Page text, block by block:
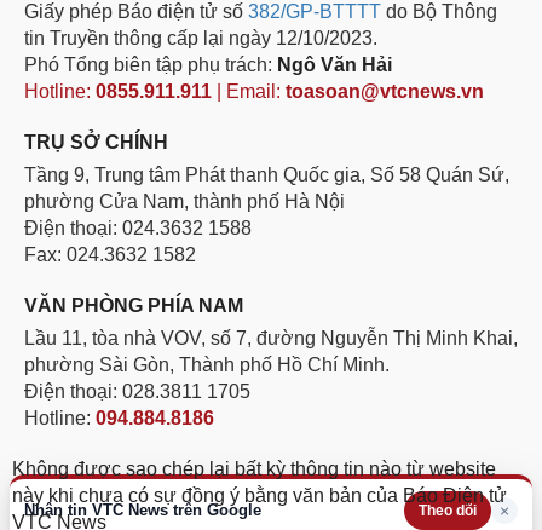
Nhận tin VTC News trên Google Theo dõi ×
Giấy phép Báo điện tử số 382/GP-BTTTT do Bộ Thông
tin Truyền thông cấp lại ngày 12/10/2023.
Phó Tổng biên tập phụ trách: Ngô Văn Hải
Hotline: 0855.911.911 | Email: toasoan@vtcnews.vn
TRỤ SỞ CHÍNH
Tầng 9, Trung tâm Phát thanh Quốc gia, Số 58 Quán Sứ,
phường Cửa Nam, thành phố Hà Nội
Điện thoại: 024.3632 1588
Fax: 024.3632 1582
VĂN PHÒNG PHÍA NAM
Lầu 11, tòa nhà VOV, số 7, đường Nguyễn Thị Minh Khai,
phường Sài Gòn, Thành phố Hồ Chí Minh.
Điện thoại: 028.3811 1705
Hotline: 094.884.8186
Không được sao chép lại bất kỳ thông tin nào từ website
này khi chưa có sự đồng ý bằng văn bản của Báo Điện tử
VTC News